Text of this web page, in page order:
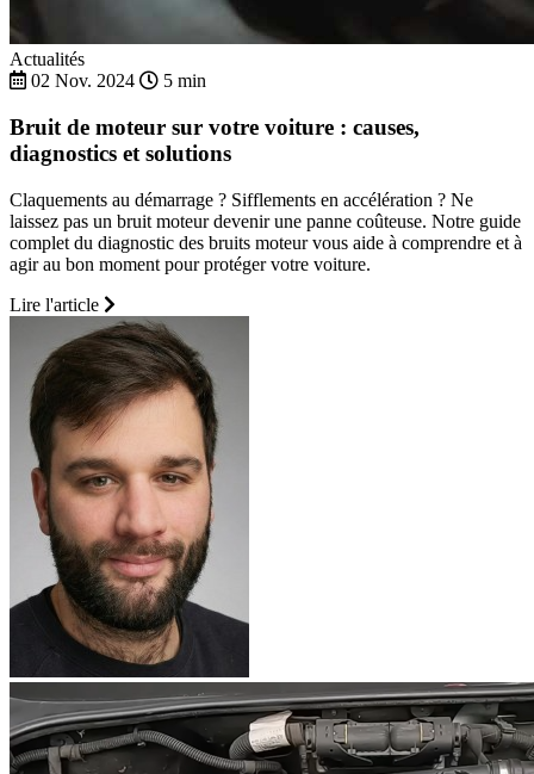
Actualités
02 Nov. 2024
5 min
Bruit de moteur sur votre voiture : causes,
diagnostics et solutions
Claquements au démarrage ? Sifflements en accélération ? Ne
laissez pas un bruit moteur devenir une panne coûteuse. Notre guide
complet du diagnostic des bruits moteur vous aide à comprendre et à
agir au bon moment pour protéger votre voiture.
Lire l'article